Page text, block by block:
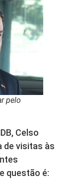
pelo
Celso
de visitas às
questão é: